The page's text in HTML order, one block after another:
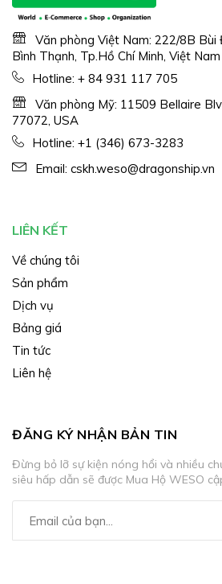
Văn phòng Việt Nam: 222/8B Bùi
Bình Thạnh, Tp.Hồ Chí Minh, Việt Nam
Hotline: + 84 931 117 705
Văn phòng Mỹ: 11509 Bellaire
77072, USA
Hotline: +1 (346) 673-3283
Email: cskh.weso@dragonship.vn
LIÊN KẾT
Về chúng tôi
Sản phẩm
Dịch vụ
Bảng giá
Tin tức
Liên hệ
ĐĂNG KÝ NHẬN BẢN TIN
Đừng bỏ lỡ sự kiện nóng hổi và nhiều
siêu hấp dẫn sẽ được Mua Hộ WESO